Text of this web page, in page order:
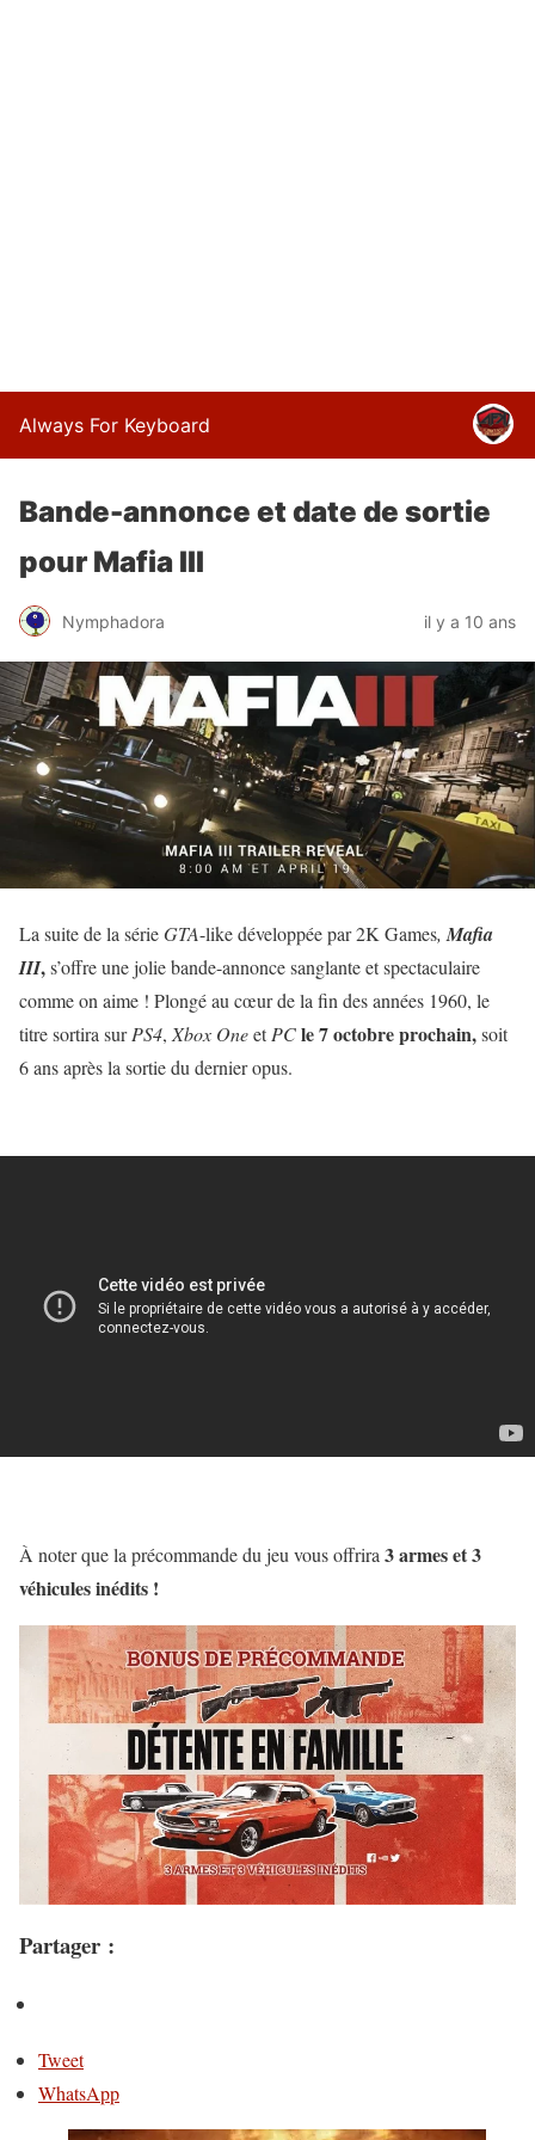
Always For Keyboard
Bande-annonce et date de sortie
pour Mafia III
Nymphadora il y a 10 ans
La suite de la sérieGTA-like développée par 2K Games, Mafia
III,s’offre une jolie bande-annonce sanglante et spectaculaire
comme on aime ! Plongé au cœur de la fin des années 1960, le
titre sortira surPS4,Xbox OneetPCle 7 octobre prochain,soit
6 ans après la sortie du dernier opus.
À noter que la précommande du jeu vous offrira3 armes et 3
véhicules inédits !
Partager :
Tweet
WhatsApp